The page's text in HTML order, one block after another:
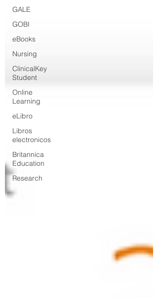
GALE
GOBI
eBooks
Nursing
ClinicalKey
Student
Online
Learning
eLibro
Libros
electronicos
Britannica
Education
Research